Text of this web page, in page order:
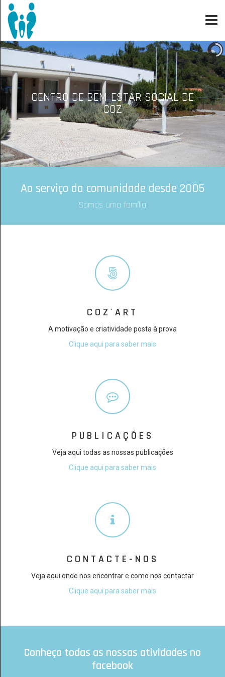
CENTRO DE BEM-ESTAR SOCIAL DE
COZ
Ao serviço da comunidade desde 2005
Somos uma família
COZ'ART
A motivação e criatividade posta à prova
Clique aqui para saber mais
PUBLICAÇÕES
Veja aqui todas as nossas publicações
Clique aqui para saber mais
CONTACTE-NOS
Veja aqui onde nos encontrar e como nos contactar
Clique aqui para saber mais
Conheça todas as nossas atividades no
facebook